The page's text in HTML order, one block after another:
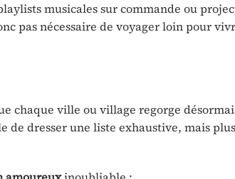
musicales sur commande ou
pas nécessaire de voyager loin pour
chaque ville ou village regorge
de dresser une liste exhaustive, mais